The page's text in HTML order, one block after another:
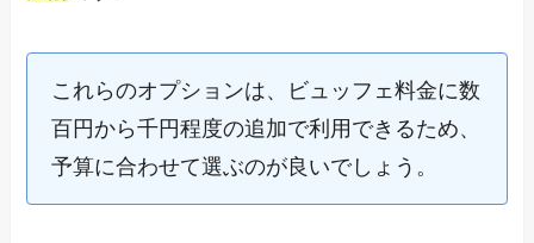
これらのオプションは、ビュッフェ料金に数
百円から千円程度の追加で利用できるため、
予算に合わせて選ぶのが良いでしょう。